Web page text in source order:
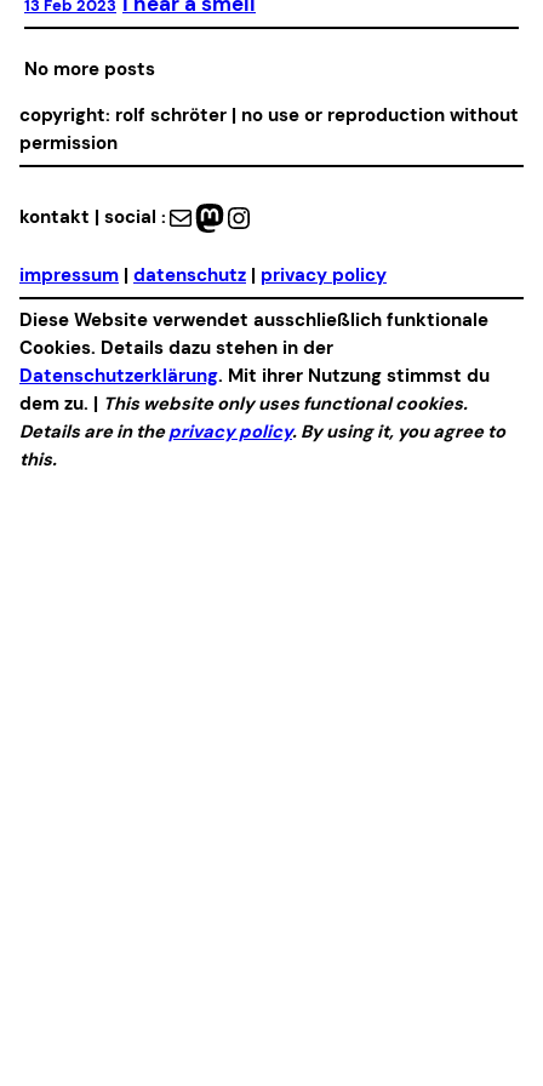
13 Feb 2023
No more posts
copyright: rolf schröter | no use or reproduction without
permission
kontakt | social : Mail Mastodon Instagram
impressum | datenschutz | privacy policy
Diese Website verwendet ausschließlich funktionale
Cookies. Details dazu stehen in der
Datenschutzerklärung. Mit ihrer Nutzung stimmst du
dem zu. | This website only uses functional cookies.
Details are in theprivacy policy. By using it, you agree to
this.